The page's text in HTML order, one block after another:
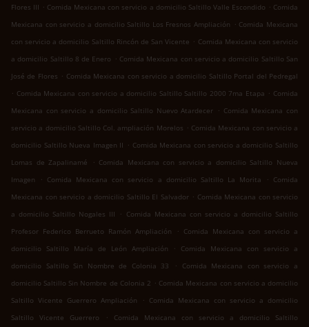
Flores III . Comida Mexicana con servicio a domicilio Saltillo Valle Escondido . Comida
Mexicana con servicio a domicilio Saltillo Los Fresnos Ampliación . Comida Mexicana
con servicio a domicilio Saltillo Rincón de San Vicente . Comida Mexicana con servicio
a domicilio Saltillo 8 de Enero . Comida Mexicana con servicio a domicilio Saltillo San
José de Flores . Comida Mexicana con servicio a domicilio Saltillo Portal del Pedregal
. Comida Mexicana con servicio a domicilio Saltillo Saltillo 2000 7ma Etapa . Comida
Mexicana con servicio a domicilio Saltillo Nuevo Atardecer . Comida Mexicana con
servicio a domicilio Saltillo Col. ampliación Morelos . Comida Mexicana con servicio a
domicilio Saltillo Nueva Imagen II . Comida Mexicana con servicio a domicilio Saltillo
Lomas de Zapalinamé
. Comida Mexicana con servicio a domicilio Saltillo Nueva
Imagen
. Comida Mexicana con servicio a domicilio Saltillo La Morita . Comida
Mexicana con servicio a domicilio Saltillo El Salvador . Comida Mexicana con servicio
a domicilio Saltillo Nogales III
. Comida Mexicana con servicio a domicilio Saltillo
Profesor Federico Berrueto Ramón Ampliación
. Comida Mexicana con servicio a
domicilio Saltillo María de León Ampliación
.
Comida Mexicana con servicio a
domicilio Saltillo Sin Nombre de Colonia 33
.
Comida Mexicana con servicio a
domicilio Saltillo Sin Nombre de Colonia 2 . Comida Mexicana con servicio a domicilio
Saltillo Vicente Guerrero Ampliación
. Comida Mexicana con servicio a domicilio
Saltillo Vicente Guerrero
.
Comida Mexicana con servicio a domicilio Saltillo